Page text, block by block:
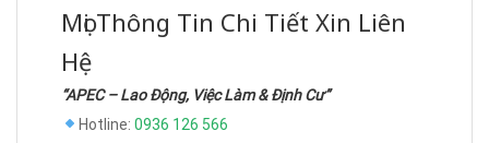
Mọi Thông Tin Chi Tiết Xin Liên
Hệ
“APEC – Lao Động, Việc Làm & Định Cư”
Hotline: 0936 126 566